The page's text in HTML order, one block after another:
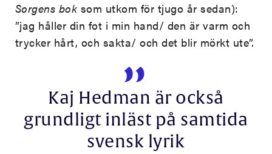
Sorgens boksom utkom för tjugo år sedan):
”jag håller din fot i min hand/ den är varm och
trycker hårt, och sakta/ och det blir mörkt ute”.
Kaj Hedman är också
grundligt inläst på samtida
svensk lyrik